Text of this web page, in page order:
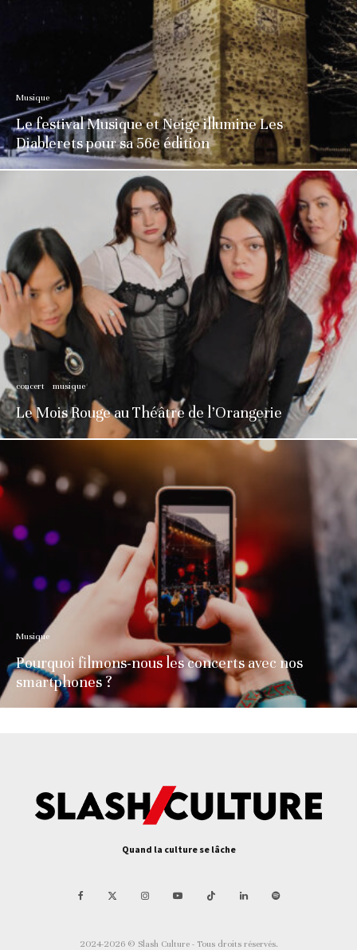
Musique
Le festival Musique et Neige illumine Les
Diablerets pour sa 56e édition
concert musique
Le Mois Rouge au Théâtre de l’Orangerie
Musique
Pourquoi filmons-nous les concerts avec nos
smartphones ?
Quand la culture se lâche
2024-2026 © Slash Culture - Tous droits réservés.